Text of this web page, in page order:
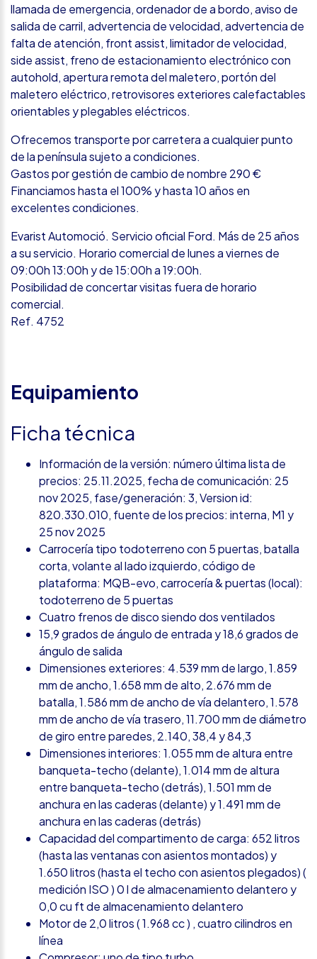
llamada de emergencia, ordenador de a bordo, aviso de
salida de carril, advertencia de velocidad, advertencia de
falta de atención, front assist, limitador de velocidad,
side assist, freno de estacionamiento electrónico con
autohold, apertura remota del maletero, portón del
maletero eléctrico, retrovisores exteriores calefactables
orientables y plegables eléctricos.
Ofrecemos transporte por carretera a cualquier punto
de la península sujeto a condiciones.
Gastos por gestión de cambio de nombre 290 €
Financiamos hasta el 100% y hasta 10 años en
excelentes condiciones.
Evarist Automoció. Servicio oficial Ford. Más de 25 años
a su servicio. Horario comercial de lunes a viernes de
09:00h 13:00h y de 15:00h a 19:00h.
Posibilidad de concertar visitas fuera de horario
comercial.
Ref. 4752
Equipamiento
Ficha técnica
Información de la versión: número última lista de
precios: 25.11.2025, fecha de comunicación: 25
nov 2025, fase/generación: 3, Version id:
820.330.010, fuente de los precios: interna, M1 y
25 nov 2025
Carrocería tipo todoterreno con 5 puertas, batalla
corta, volante al lado izquierdo, código de
plataforma: MQB-evo, carrocería & puertas (local):
todoterreno de 5 puertas
Cuatro frenos de disco siendo dos ventilados
15,9 grados de ángulo de entrada y 18,6 grados de
ángulo de salida
Dimensiones exteriores: 4.539 mm de largo, 1.859
mm de ancho, 1.658 mm de alto, 2.676 mm de
batalla, 1.586 mm de ancho de vía delantero, 1.578
mm de ancho de vía trasero, 11.700 mm de diámetro
de giro entre paredes, 2.140, 38,4 y 84,3
Dimensiones interiores: 1.055 mm de altura entre
banqueta-techo (delante), 1.014 mm de altura
entre banqueta-techo (detrás), 1.501 mm de
anchura en las caderas (delante) y 1.491 mm de
anchura en las caderas (detrás)
Capacidad del compartimento de carga: 652 litros
(hasta las ventanas con asientos montados) y
1.650 litros (hasta el techo con asientos plegados) (
medición ISO ) 0 l de almacenamiento delantero y
0,0 cu ft de almacenamiento delantero
Motor de 2,0 litros ( 1.968 cc ) , cuatro cilindros en
línea